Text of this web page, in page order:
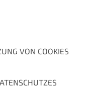
VON COOKIES